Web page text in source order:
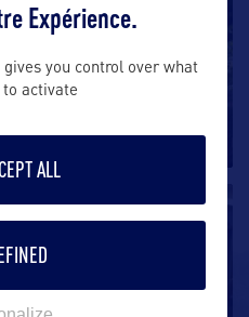
de Blackville,
Expérience.
gives you control over what
activate
ALL